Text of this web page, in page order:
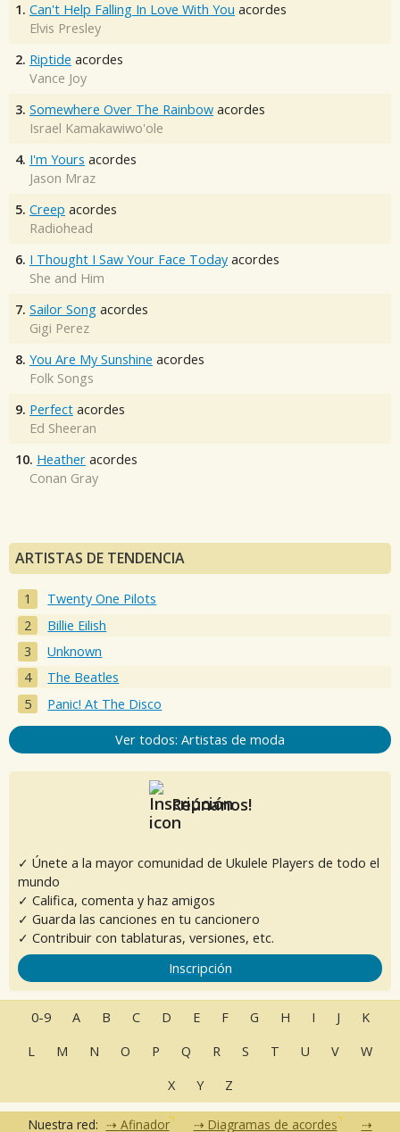
1. Can't Help Falling In Love With You acordes
Elvis Presley
2. Riptide acordes
Vance Joy
3. Somewhere Over The Rainbow acordes
Israel Kamakawiwo'ole
4. I'm Yours acordes
Jason Mraz
5. Creep acordes
Radiohead
6. I Thought I Saw Your Face Today acordes
She and Him
7. Sailor Song acordes
Gigi Perez
8. You Are My Sunshine acordes
Folk Songs
9. Perfect acordes
Ed Sheeran
10. Heather acordes
Conan Gray
ARTISTAS DE TENDENCIA
Twenty One Pilots
Billie Eilish
Unknown
The Beatles
Panic! At The Disco
Ver todos: Artistas de moda
Reúnanos!
✓ Únete a la mayor comunidad de Ukulele Players de todo el
mundo
✓ Califica, comenta y haz amigos
✓ Guarda las canciones en tu cancionero
✓ Contribuir con tablaturas, versiones, etc.
Inscripción
0-9 A B C D E F G H I J
K
L
M N O P Q R S T U V
W
X
Y Z
Nuestra red: Afinador Diagramas de acordes